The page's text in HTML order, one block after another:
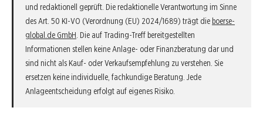
und redaktionell geprüft. Die redaktionelle Verantwortung im Sinne
des Art. 50 KI-VO (Verordnung (EU) 2024/1689) trägt die boerse-
global.de GmbH . Die auf Trading-Treff bereitgestellten
Informationen stellen keine Anlage- oder Finanzberatung dar und
sind nicht als Kauf- oder Verkaufsempfehlung zu verstehen. Sie
ersetzen keine individuelle, fachkundige Beratung. Jede
Anlageentscheidung erfolgt auf eigenes Risiko.